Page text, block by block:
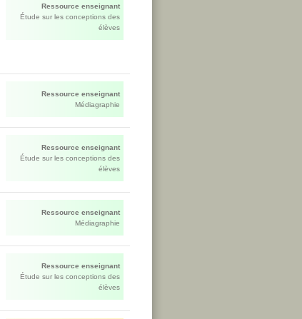
Ressource enseignant
Étude sur les conceptions des
élèves
Ressource enseignant
Médiagraphie
Ressource enseignant
Étude sur les conceptions des
élèves
Ressource enseignant
Médiagraphie
Ressource enseignant
Étude sur les conceptions des
élèves